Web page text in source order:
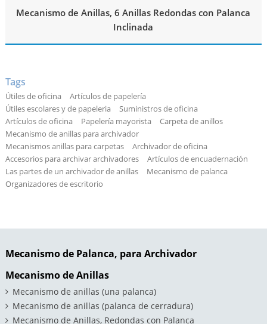
Mecanismo de Anillas, 6 Anillas Redondas con Palanca
Inclinada
Tags
Útiles de oficina
Artículos de papelería
Útiles escolares y de papeleria
Suministros de oficina
Artículos de oficina
Papelería mayorista
Carpeta de anillos
Mecanismo de anillas para archivador
Mecanismos anillas para carpetas
Archivador de oficina
Accesorios para archivar archivadores
Artículos de encuadernación
Las partes de un archivador de anillas
Mecanismo de palanca
Organizadores de escritorio
Mecanismo de Palanca, para Archivador
Mecanismo de Anillas
Mecanismo de anillas (una palanca)
Mecanismo de anillas (palanca de cerradura)
Mecanismo de Anillas, Redondas con Palanca